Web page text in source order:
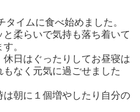
イムに食べ始めました。
柔らいで気持も落ち着いて
。
日はぐったりしてお昼寝は
なく元気に過ごせました
朝に１個増やしたり自分の